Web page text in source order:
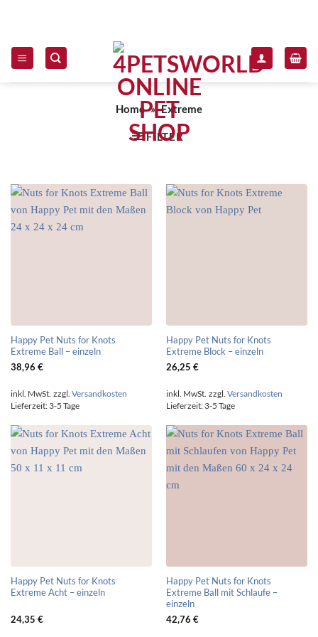
Home » Extreme
FILTER
Happy Pet Nuts for Knots
Extreme Ball – einzeln
38,96 €
inkl. MwSt. zzgl. Versandkosten
Lieferzeit: 3-5 Tage
Happy Pet Nuts for Knots
Extreme Block – einzeln
26,25 €
inkl. MwSt. zzgl. Versandkosten
Lieferzeit: 3-5 Tage
Happy Pet Nuts for Knots
Extreme Acht – einzeln
24,35 €
Happy Pet Nuts for Knots
Extreme Ball mit Schlaufe –
einzeln
42,76 €